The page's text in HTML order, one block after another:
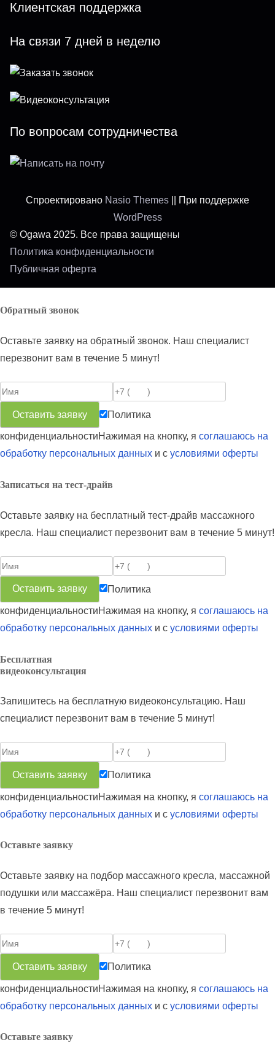
Клиентская поддержка
На связи 7 дней в неделю
По вопросам сотрудничества
Спроектировано Nasio Themes
При поддержке
WordPress
© Ogawa 2025. Все права защищены
Политика конфиденциальности
Публичная оферта
Обратный звонок
Оставьте заявку на обратный звонок. Наш специалист
перезвонит вам в течение 5 минут!
Политика
конфиденциальностиНажимая на кнопку, я соглашаюсь на
обработку персональных данных и с условиями оферты
Записаться на тест-драйв
Оставьте заявку на бесплатный тест-драйв массажного
кресла. Наш специалист перезвонит вам в течение 5 минут!
Политика
конфиденциальностиНажимая на кнопку, я соглашаюсь на
обработку персональных данных и с условиями оферты
Бесплатная
видеоконсультация
Запишитесь на бесплатную видеоконсультацию. Наш
специалист перезвонит вам в течение 5 минут!
Политика
конфиденциальностиНажимая на кнопку, я соглашаюсь на
обработку персональных данных и с условиями оферты
Оставьте заявку
Оставьте заявку на подбор массажного кресла, массажной
подушки или массажёра. Наш специалист перезвонит вам
в течение 5 минут!
Политика
конфиденциальностиНажимая на кнопку, я соглашаюсь на
обработку персональных данных и с условиями оферты
Оставьте заявку